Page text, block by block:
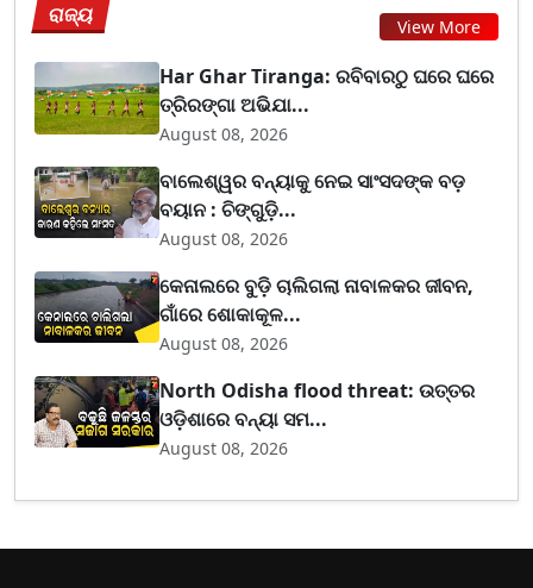
ରାଜ୍ୟ View More
Har Ghar Tiranga: ରବିବାରଠୁ ଘରେ ଘରେ
ତ୍ରିରଙ୍ଗା ଅଭିଯା...
August 08, 2026
ବାଲେଶ୍ୱର ବନ୍ୟାକୁ ନେଇ ସାଂସଦଙ୍କ ବଡ଼
ବୟାନ : ଚିଙ୍ଗୁଡ଼ି...
August 08, 2026
କେନାଲରେ ବୁଡ଼ି ଚାଲିଗଲା ନାବାଳକର ଜୀବନ,
ଗାଁରେ ଶୋକାକୂଳ...
August 08, 2026
North Odisha flood threat: ଉତ୍ତର
ଓଡ଼ିଶାରେ ବନ୍ୟା ସମ...
August 08, 2026